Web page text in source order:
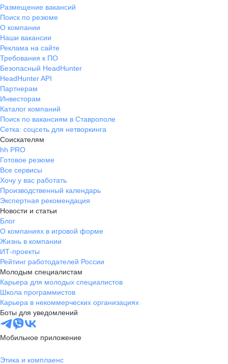
Размещение вакансий
Поиск по резюме
О компании
Наши вакансии
Реклама на сайте
Требования к ПО
Безопасный HeadHunter
HeadHunter API
Партнерам
Инвесторам
Каталог компаний
Поиск по вакансиям в Ставрополе
Сетка: соцсеть для нетворкинга
Соискателям
hh PRO
Готовое резюме
Все сервисы
Хочу у вас работать
Производственный календарь
Экспертная рекомендация
Новости и статьи
Блог
О компаниях в игровой форме
Жизнь в компании
ИТ-проекты
Рейтинг работодателей России
Молодым специалистам
Карьера для молодых специалистов
Школа программистов
Карьера в некоммерческих организациях
Боты для уведомлений
Мобильное приложение
Этика и комплаенс